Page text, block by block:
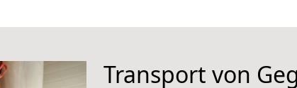
Transport von